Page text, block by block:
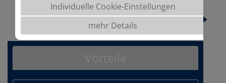
BOLSENA
Individuelle Cookie-Einstellungen
mehr Details